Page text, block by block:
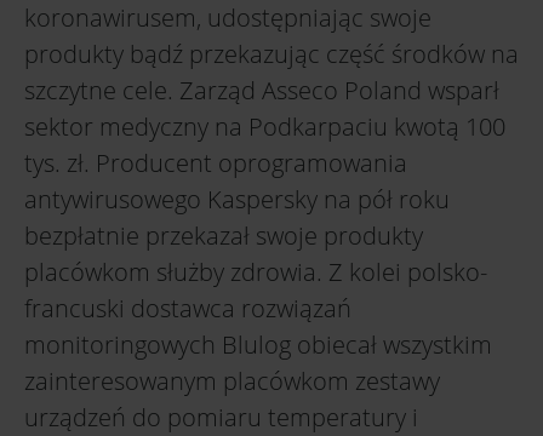
koronawirusem, udostępniając swoje
produkty bądź przekazując część środków na
szczytne cele. Zarząd Asseco Poland wsparł
sektor medyczny na Podkarpaciu kwotą 100
tys. zł. Producent oprogramowania
antywirusowego Kaspersky na pół roku
bezpłatnie przekazał swoje produkty
placówkom służby zdrowia. Z kolei polsko-
francuski dostawca rozwiązań
monitoringowych Blulog obiecał wszystkim
zainteresowanym placówkom zestawy
urządzeń do pomiaru temperatury i